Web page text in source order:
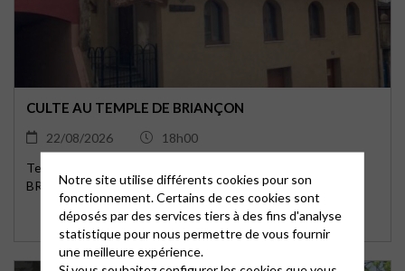
CULTE AU TEMPLE DE BRIANÇON
22/08/2026
18h00
Temple de Briançon 48, avenue de la République 05100
BRIANCONNotre site utilise différents cookies pour son
fonctionnement. Certains de ces cookies sont
déposés par des services tiers à des fins d'analyse
statistique pour nous permettre de vous fournir
une meilleure expérience.